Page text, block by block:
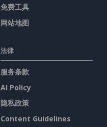
免费工具
网站地图
法律
服务条款
AI Policy
隐私政策
Content Guidelines